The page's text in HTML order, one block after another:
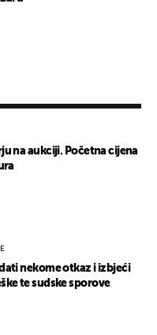
na aukciji. Početna cijena
nekome otkaz i izbjeći
te sudske sporove